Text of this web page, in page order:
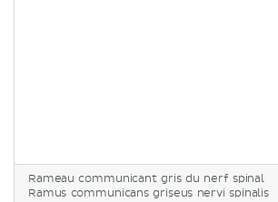
Rameau communicant gris du nerf spinal
Ramus communicans griseus nervi spinalis